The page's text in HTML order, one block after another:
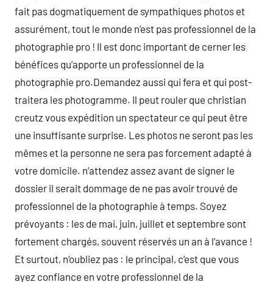
fait pas dogmatiquement de sympathiques photos et
assurément, tout le monde n’est pas professionnel de la
photographie pro ! Il est donc important de cerner les
bénéfices qu’apporte un professionnel de la
photographie pro.Demandez aussi qui fera et qui post-
traitera les photogramme. Il peut rouler que christian
creutz vous expédition un spectateur ce qui peut être
une insuffisante surprise. Les photos ne seront pas les
mêmes et la personne ne sera pas forcement adapté à
votre domicile. n’attendez assez avant de signer le
dossier il serait dommage de ne pas avoir trouvé de
professionnel de la photographie à temps. Soyez
prévoyants : les de mai, juin, juillet et septembre sont
fortement chargés, souvent réservés un an à l’avance !
Et surtout, n’oubliez pas : le principal, c’est que vous
ayez confiance en votre professionnel de la